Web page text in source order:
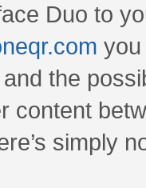
Duo to
the
content
simply